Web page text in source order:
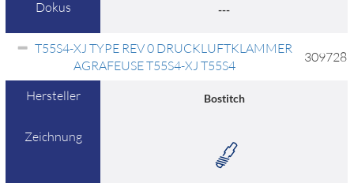
Dokus ---
T55S4-XJ TYPE REV 0 DRUCKLUFTKLAMMER
AGRAFEUSE T55S4-XJ T55S4
309728
Hersteller Bostitch
Zeichnung